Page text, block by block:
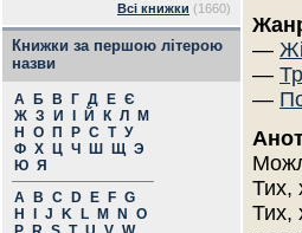
Всі книжки (1660)
Книжки за першою літерою
назви
А Б В Г Д Е Є
Ж З И Й К Л
М
Н
О П Р С Т У
Ф Х Ц Ч Ш Щ Э
Ю Я
A
B C D E F G
H
J K L M N
O
—
—
—
Тих,
Тих,